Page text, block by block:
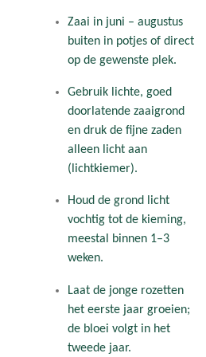
Zaai in juni – augustus
buiten in potjes of direct
op de gewenste plek.
Gebruik lichte, goed
doorlatende zaaigrond
en druk de fijne zaden
alleen licht aan
(lichtkiemer).
Houd de grond licht
vochtig tot de kieming,
meestal binnen 1–3
weken.
Laat de jonge rozetten
het eerste jaar groeien;
de bloei volgt in het
tweede jaar.